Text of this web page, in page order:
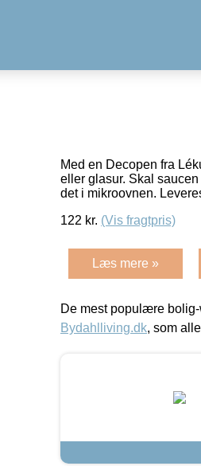
Med en Decopen fra
eller glasur. Skal
det i mikroovnen.
122 kr. (Vis fragtpris)
Læs mere »
De mest populære
Bydahlliving.dk, som